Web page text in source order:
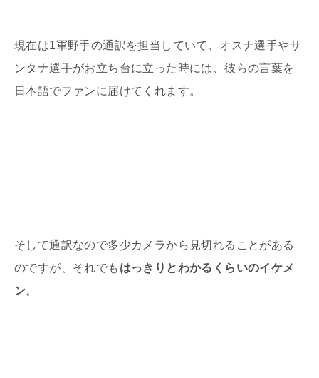
現在は1軍野手の通訳を担当していて、オスナ選手やサ
ンタナ選手がお立ち台に立った時には、彼らの言葉を
日本語でファンに届けてくれます。
そして通訳なので多少カメラから見切れることがある
のですが、それでも はっきりとわかるくらいのイケメ
ン。